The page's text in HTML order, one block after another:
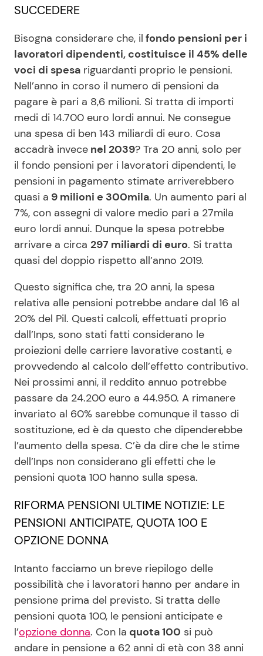
Redazione
Pubblicità
Privacy Policy
SUCCEDERE
Bisogna considerare che, il fondo pensioni per i
lavoratori dipendenti, costituisce il 45% delle
voci di spesa riguardanti proprio le pensioni.
Nell’anno in corso il numero di pensioni da
pagare è pari a 8,6 milioni. Si tratta di importi
medi di 14.700 euro lordi annui. Ne consegue
una spesa di ben 143 miliardi di euro. Cosa
accadrà invece nel 2039? Tra 20 anni, solo per
il fondo pensioni per i lavoratori dipendenti, le
pensioni in pagamento stimate arriverebbero
quasi a 9 milioni e 300mila. Un aumento pari al
7%, con assegni di valore medio pari a 27mila
euro lordi annui. Dunque la spesa potrebbe
arrivare a circa 297 miliardi di euro. Si tratta
quasi del doppio rispetto all’anno 2019.
Questo significa che, tra 20 anni, la spesa
relativa alle pensioni potrebbe andare dal 16 al
20% del Pil. Questi calcoli, effettuati proprio
dall’Inps, sono stati fatti considerano le
proiezioni delle carriere lavorative costanti, e
provvedendo al calcolo dell’effetto contributivo.
Nei prossimi anni, il reddito annuo potrebbe
passare da 24.200 euro a 44.950. A rimanere
invariato al 60% sarebbe comunque il tasso di
sostituzione, ed è da questo che dipenderebbe
l’aumento della spesa. C’è da dire che le stime
dell’Inps non considerano gli effetti che le
pensioni quota 100 hanno sulla spesa.
RIFORMA PENSIONI ULTIME NOTIZIE: LE
PENSIONI ANTICIPATE, QUOTA 100 E
OPZIONE DONNA
Intanto facciamo un breve riepilogo delle
possibilità che i lavoratori hanno per andare in
pensione prima del previsto. Si tratta delle
pensioni quota 100, le pensioni anticipate e
l’opzione donna. Con la quota 100 si può
andare in pensione a 62 anni di età con 38 anni